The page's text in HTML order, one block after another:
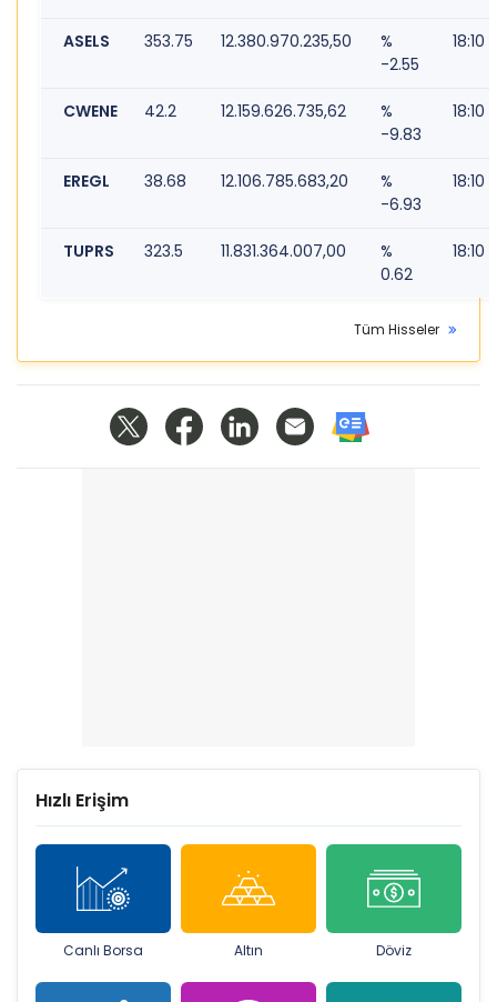
ASELS 353.75 12.380.970.235,50
%
-2.55
18:10
CWENE 42.2 12.159.626.735,62
%
-9.83
18:10
EREGL 38.68 12.106.785.683,20
%
-6.93
18:10
TUPRS 323.5 11.831.364.007,00
%
0.62
18:10
Tüm Hisseler
Hızlı Erişim
Canlı Borsa Altın Döviz